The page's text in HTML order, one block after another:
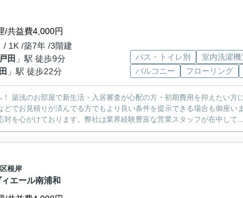
/共益費4,000円
/ 1K /築7年 /3階建
田 」駅 徒歩9分
」駅 徒歩22分
バス・トイレ別 室内洗濯機
バルコニー
フローリング
築浅のお部屋で新生活・入居審査が心配の方・初期費用を抑えたい方
でお見積りが済んでる方でもより良い条件を提示できる場合も御座い
せた接客応対を心がけております。弊社は業界経験豊富な営業スタッフが在中して...
根岸
エール南浦和